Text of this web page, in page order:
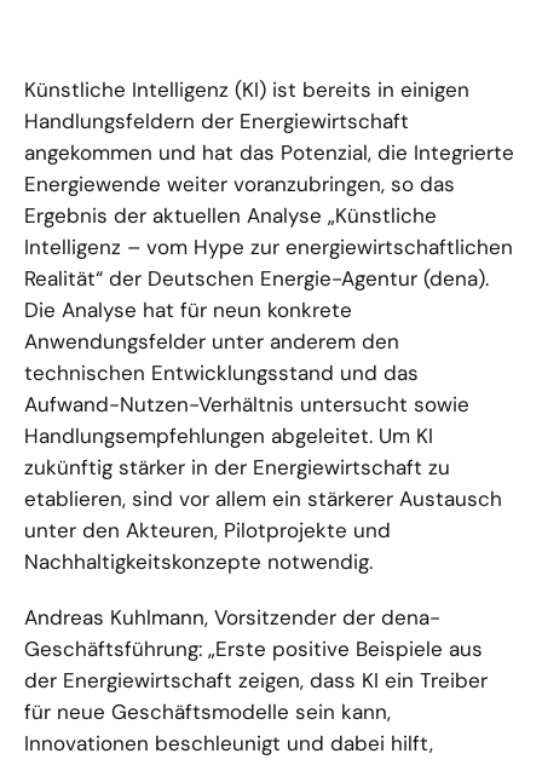
Künstliche Intelligenz (KI) ist bereits in einigen
Handlungsfeldern der Energiewirtschaft
angekommen und hat das Potenzial, die Integrierte
Energiewende weiter voranzubringen, so das
Ergebnis der aktuellen Analyse „Künstliche
Intelligenz – vom Hype zur energiewirtschaftlichen
Realität“ der Deutschen Energie-Agentur (dena).
Die Analyse hat für neun konkrete
Anwendungsfelder unter anderem den
technischen Entwicklungsstand und das
Aufwand-Nutzen-Verhältnis untersucht sowie
Handlungsempfehlungen abgeleitet. Um KI
zukünftig stärker in der Energiewirtschaft zu
etablieren, sind vor allem ein stärkerer Austausch
unter den Akteuren, Pilotprojekte und
Nachhaltigkeitskonzepte notwendig.
Andreas Kuhlmann, Vorsitzender der dena-
Geschäftsführung: „Erste positive Beispiele aus
der Energiewirtschaft zeigen, dass KI ein Treiber
für neue Geschäftsmodelle sein kann,
Innovationen beschleunigt und dabei hilft,